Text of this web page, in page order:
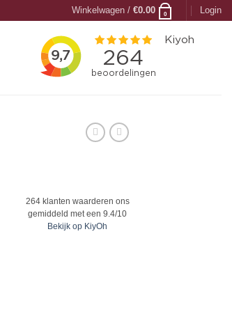
Winkelwagen / €0.00 0 Login
264klanten waarderen ons
gemiddeld met een 9.4/10
Bekijk op KiyOh